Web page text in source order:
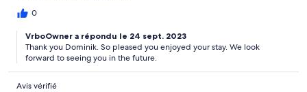
0
VrboOwner a répondu le 24 sept. 2023
Thank you Dominik. So pleased you enjoyed your stay. We look
forward to seeing you in the future.
Avis vérifié